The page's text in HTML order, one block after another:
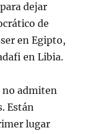
dejar
de
en Egipto,
en Libia.
no admiten
Están
lugar